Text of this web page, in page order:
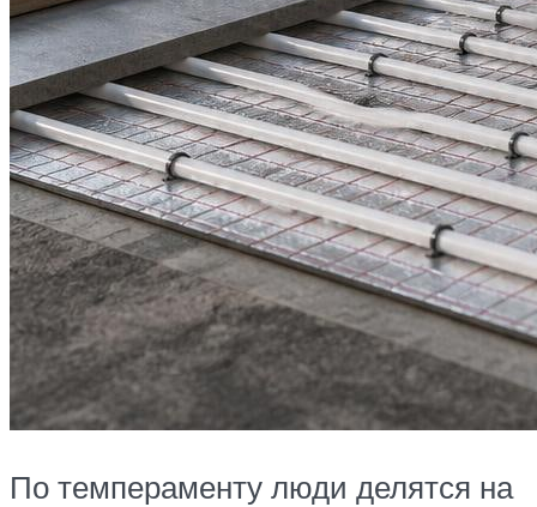
По темпераменту люди делятся на